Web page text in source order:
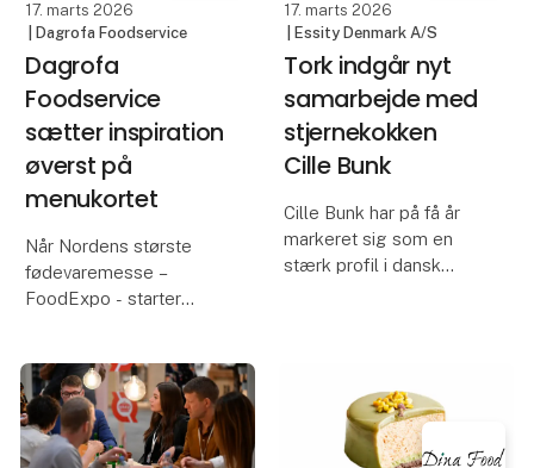
17. marts 2026
| Dagrofa Foodservice
Dagrofa
Foodservice
sætter inspiration
øverst på
menukortet
Når Nordens største
fødevaremesse –
FoodExpo - starter
Dagrofa Foodservice
med ambitionen om at
sætte madnørderi og
inspiration til
17. marts 2026
| Essity Denmark A/S
Tork indgår nyt
samarbejde med
stjernekokken
Cille Bunk
Cille Bunk har på få år
markeret sig som en
stærk profil i dansk
samtidig er hun en del af
kokkelandsholdet frem
mod VM i 202